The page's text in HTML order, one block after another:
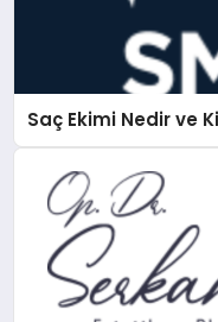
Saç Ekimi Nedir ve